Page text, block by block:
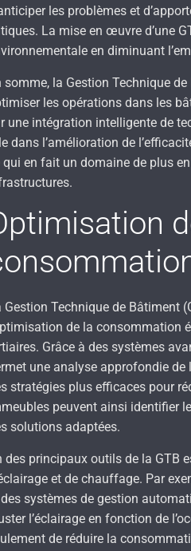
les problèmes et
La mise en œuvre d’une
en diminuant
somme, la Gestion Technique
les opérations dans les
une intégration intelligente de
dans l’amélioration de
qui en fait un domaine de plus
Gestion Technique de Bâtiment
de la consommation
Grâce à des systèmes
une analyse approfondie
stratégies plus efficaces pour
peuvent ainsi identifier
solutions adaptées.
des principaux outils de la GTB
et de chauffage. Par
systèmes de gestion
l’éclairage en fonction de
de réduire la